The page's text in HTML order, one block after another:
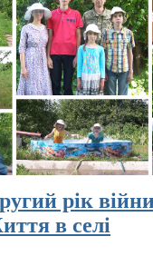
рік
в селі